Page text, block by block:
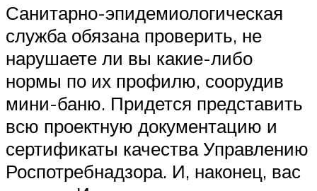
Санитарно-эпидемиологическая
служба обязана проверить, не
нарушаете ли вы какие-либо
нормы по их профилю, соорудив
мини-баню. Придется представить
всю проектную документацию и
сертификаты качества Управлению
Роспотребнадзора. И, наконец, вас